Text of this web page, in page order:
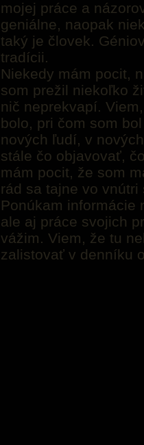
mojej práce a
geniálne, naopak
taký je človek.
tradícii.
Niekedy mám pocit,
som prežil niekoľko
nič neprekvapí.
bolo, pri čom som
nových ľudí, v
stále čo objavovať,
mám pocit, že som
rád sa tajne vo
Ponúkam informácie
ale aj práce svojich
vážim. Viem, že tu
zalistovať v denníku